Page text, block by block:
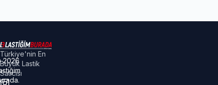
Türkiye'nin En
Büyük Lastik
Satıcısı
2026